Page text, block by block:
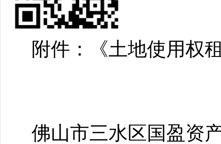
附件：《土地使用权
佛山市三水区国盈资